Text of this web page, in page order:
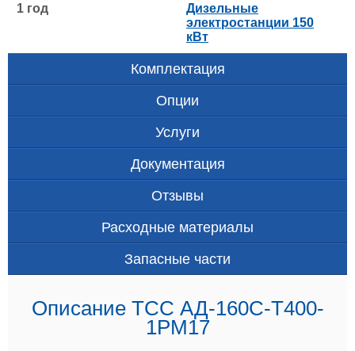
1 год
Дизельные
электростанции 150
кВт
Комплектация
Опции
Услуги
Документация
Отзывы
Расходные материалы
Запасные части
Описание ТСС АД-160С-Т400-
1РМ17